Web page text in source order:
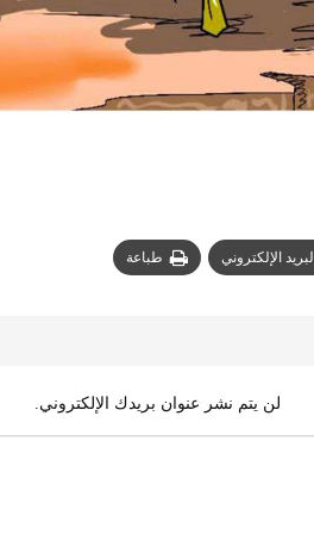
البريد الإلكتروني طباعة
لن يتم نشر عنوان بريدك الإلكتروني.